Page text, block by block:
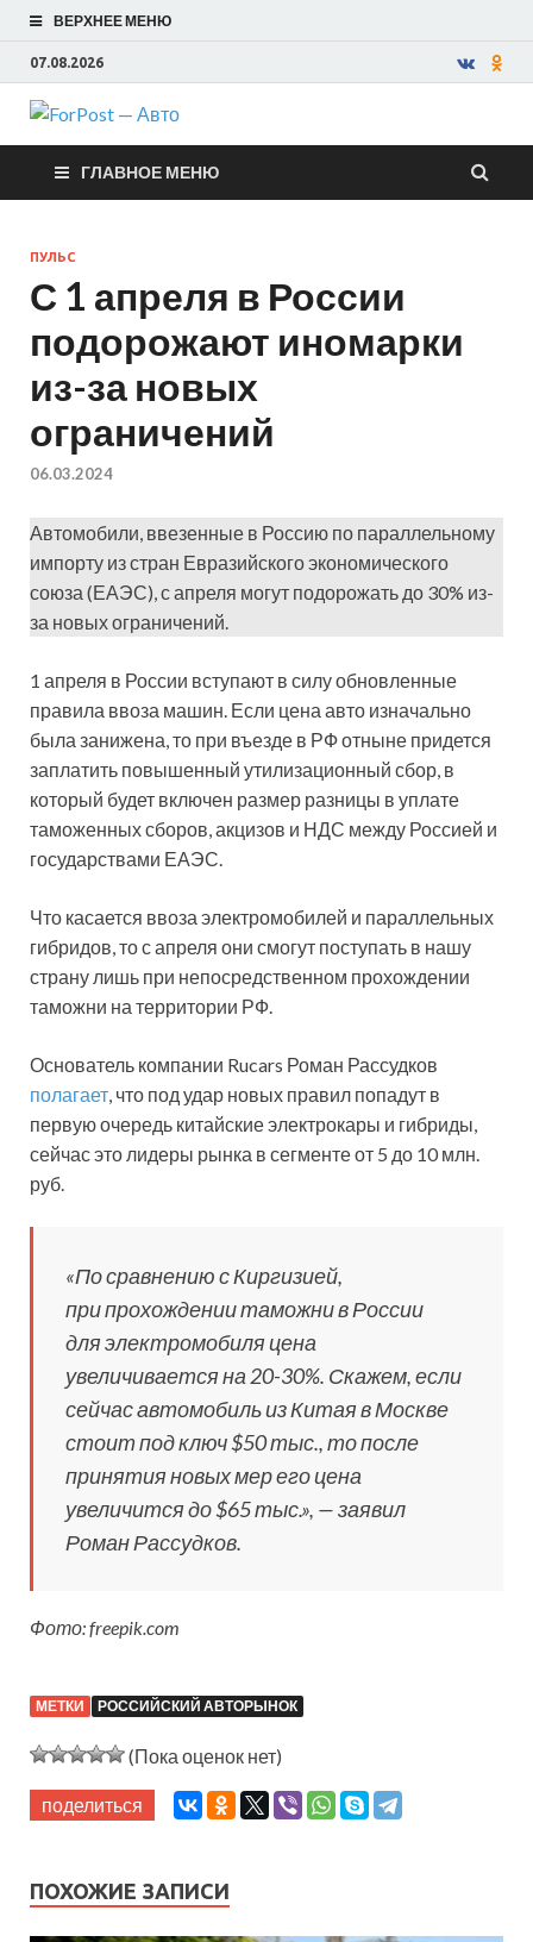
ВЕРХНЕЕ МЕНЮ
07.08.2026
ForPost —
Авто
ГЛАВНОЕ МЕНЮ
ПУЛЬС
С 1 апреля в России
подорожают иномарки
из-за новых
ограничений
06.03.2024
Автомобили, ввезенные в Россию по параллельному
импорту из стран Евразийского экономического
союза (ЕАЭС), с апреля могут подорожать до 30% из-
за новых ограничений.
1 апреля в России вступают в силу обновленные
правила ввоза машин. Если цена авто изначально
была занижена, то при въезде в РФ отныне придется
заплатить повышенный утилизационный сбор, в
который будет включен размер разницы в уплате
таможенных сборов, акцизов и НДС между Россией и
государствами ЕАЭС.
Что касается ввоза электромобилей и параллельных
гибридов, то с апреля они смогут поступать в нашу
страну лишь при непосредственном прохождении
таможни на территории РФ.
Основатель компании Rucars Роман Рассудков
полагает, что под удар новых правил попадут в
первую очередь китайские электрокары и гибриды,
сейчас это лидеры рынка в сегменте от 5 до 10 млн.
руб.
«По сравнению с Киргизией,
при прохождении таможни в России
для электромобиля цена
увеличивается на 20-30%. Скажем, если
сейчас автомобиль из Китая в Москве
стоит под ключ $50 тыс., то после
принятия новых мер его цена
увеличится до $65 тыс.», — заявил
Роман Рассудков.
Фото: freepik.com
МЕТКИ РОССИЙСКИЙ АВТОРЫНОК
(Пока оценок нет)
поделиться
ПОХОЖИЕ ЗАПИСИ